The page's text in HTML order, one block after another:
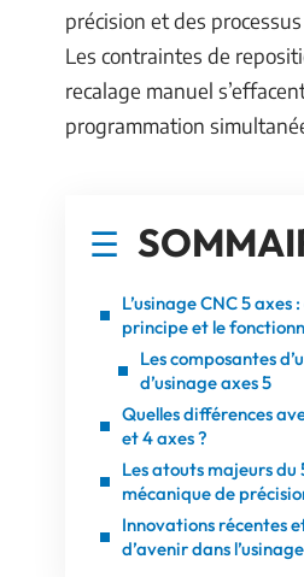
précision et des
Les contraintes de
recalage manuel
programmation
L’usinage CNC 5 axes
principe et le
Les composantes
d’usinage axes 5
Quelles différences
et 4 axes ?
Les atouts majeurs du
mécanique de
Innovations récentes
d’avenir dans